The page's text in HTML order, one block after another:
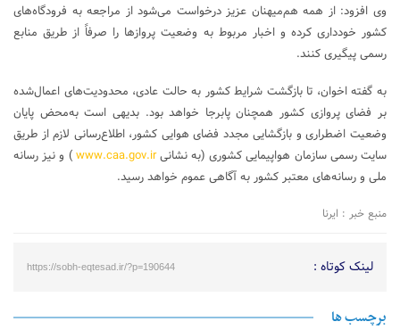
وی افزود: از همه هم‌میهنان عزیز درخواست می‌شود از مراجعه به فرودگاه‌های
کشور خودداری کرده و اخبار مربوط به وضعیت پروازها را صرفاً از طریق منابع
رسمی پیگیری کنند.
به گفته اخوان، تا بازگشت شرایط کشور به حالت عادی، محدودیت‌های اعمال‌شده
بر فضای پروازی کشور همچنان پابرجا خواهد بود. بدیهی است به‌محض پایان
وضعیت اضطراری و بازگشایی مجدد فضای هوایی کشور، اطلاع‌رسانی لازم از طریق
سایت رسمی سازمان هواپیمایی کشوری (به نشانیwww.caa.gov.ir) و نیز رسانه
ملی و رسانه‌های معتبر کشور به آگاهی عموم خواهد رسید.
منبع خبر : ایرنا
لینک کوتاه : https://sobh-eqtesad.ir/?p=190644
برچسب ها